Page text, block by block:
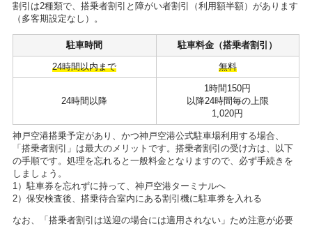
割引は2種類で、搭乗者割引と障がい者割引（利用額半額）があります
（多客期設定なし）。
駐車時間 駐車料金（搭乗者割引）
24時間以内まで 無料
24時間以降
1時間150円
以降24時間毎の上限
1,020円
神戸空港搭乗予定があり、かつ神戸空港公式駐車場利用する場合、
「搭乗者割引」は最大のメリットです。搭乗者割引の受け方は、以下
の手順です。処理を忘れると一般料金となりますので、必ず手続きを
しましょう。
1）駐車券を忘れずに持って、神戸空港ターミナルへ
2）保安検査後、搭乗待合室内にある割引機に駐車券を入れる
なお、「搭乗者割引は送迎の場合には適用されない」ため注意が必要